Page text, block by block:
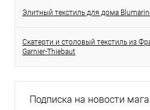
Элитный текстиль для дома
Скатерти и столовый текстиль из
Garnier-Thiebaut
Подписка на новости